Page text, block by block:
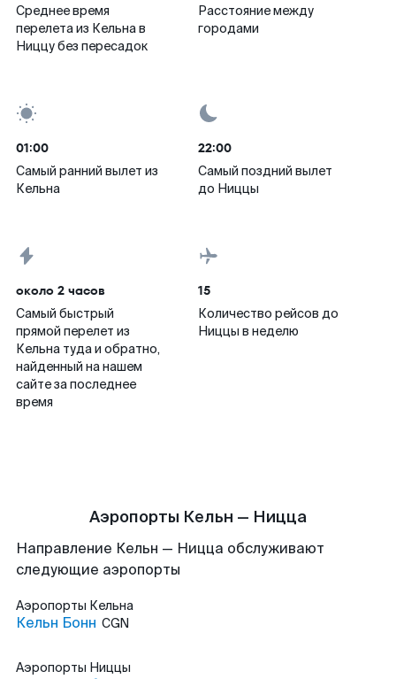
Среднее время
перелета из Кельна в
Ниццу без пересадок
Расстояние между
городами
01:00
Самый ранний вылет из
Кельна
22:00
Самый поздний вылет
до Ниццы
около 2 часов
Самый быстрый
прямой перелет из
Кельна туда и обратно,
найденный на нашем
сайте за последнее
время
15
Количество рейсов до
Ниццы в неделю
Аэропорты Кельн — Ницца
Направление Кельн — Ницца обслуживают
следующие аэропорты
Аэропорты Кельна
Кельн Бонн CGN
Аэропорты Ниццы